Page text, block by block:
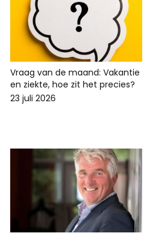
Vraag van de maand: Vakantie
en ziekte, hoe zit het precies?
23 juli 2026